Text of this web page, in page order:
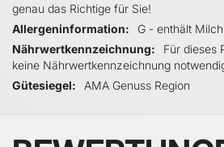
genau das Richtige für Sie!
Allergeninformation
G - enthält Milch
Nährwertkennzeichnung
Für dieses
keine Nährwertkennzeichnung
Gütesiegel
AMA Genuss Region